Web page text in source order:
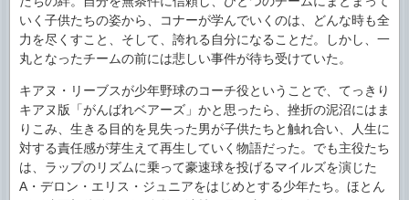
いく子供たちの姿から、コナーが学んでいくのは、どんな時も全
力を尽くすこと、そして、誇れる自分になることだ。しかし、一
丸となったチームの前には悲しい事件が待ち受けていた。
キアヌ・リーブスが少年野球のコーチ役ということで、てっきり
キアヌ版「がんばれベアーズ」かと思ったら、挫折の泥沼にはま
りこみ、生きる目的を見失った男が子供たちと触れ合い、人生に
対する責任感が芽生えて再生していく物語だった。でも主役たち
は、ラップのリズムに乗って豪速球を投げるマイルズを演じた
A・デロン・エリス・ジュニアをはじめとする少年たち。ほとん